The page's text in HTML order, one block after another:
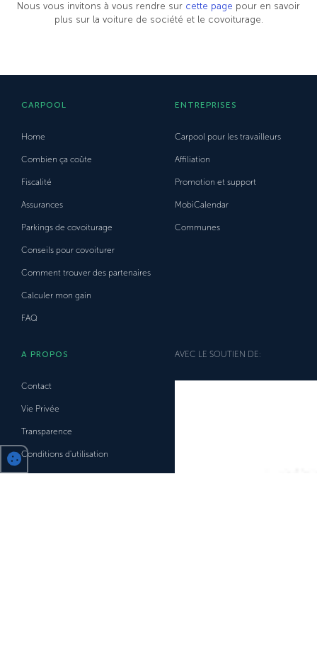
Nous vous invitons à vous rendre sur cette page pour en savoir
plus sur la voiture de société et le covoiturage.
CARPOOL
Home
Combien ça coûte
Fiscalité
Assurances
Parkings de covoiturage
Conseils pour covoiturer
Comment trouver des partenaires
Calculer mon gain
FAQ
ENTREPRISES
Carpool pour les travailleurs
Affiliation
Promotion et support
MobiCalendar
Communes
A PROPOS
Contact
Vie Privée
Transparence
Conditions d'utilisation
Facebook
AVEC LE SOUTIEN DE: